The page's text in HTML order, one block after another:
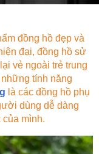
đồng hồ đẹp và
đại, đồng hồ sử
vẻ ngoài trẻ trung
tính năng
là các đồng hồ phụ
dùng dễ dàng
mình.